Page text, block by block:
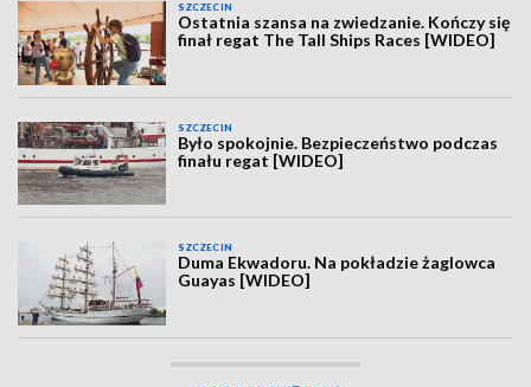
SZCZECIN
Ostatnia szansa na zwiedzanie. Kończy się
finał regat The Tall Ships Races [WIDEO]
SZCZECIN
Było spokojnie. Bezpieczeństwo podczas
finału regat [WIDEO]
SZCZECIN
Duma Ekwadoru. Na pokładzie żaglowca
Guayas [WIDEO]